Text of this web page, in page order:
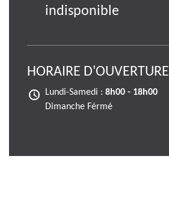
indisponible
HORAIRE D'OUVERTURE
Lundi-Samedi : 8h00 - 18h00
Dimanche Férmé